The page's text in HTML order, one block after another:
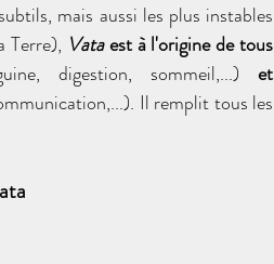
mais aussi les plus instables
Terre), Vata est à l'origine de tous
digestion, sommeil,...) et
Il remplit tous les